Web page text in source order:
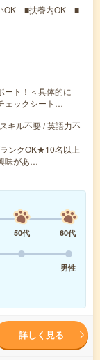
OK ■扶養内OK ■
ート！＜具体的に
ェックシート…
キル不要 / 英語力不
ンクOK★10名以上
味があ…
50代
60代
男性
詳しく見る